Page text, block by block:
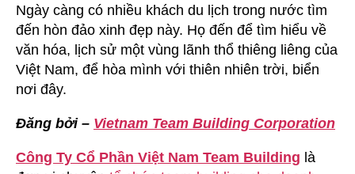
Ngày càng có nhiều khách du lịch trong nước tìm
đến hòn đảo xinh đẹp này. Họ đến để tìm hiểu về
văn hóa, lịch sử một vùng lãnh thổ thiêng liêng của
Việt Nam, để hòa mình với thiên nhiên trời, biển
nơi đây.
Đăng bởi – Vietnam Team Building Corporation
Công Ty Cổ Phần Việt Nam Team Building là